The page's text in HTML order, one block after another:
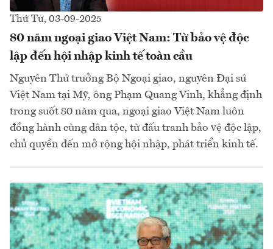
Thứ Tư, 03-09-2025
80 năm ngoại giao Việt Nam: Từ bảo vệ độc
lập đến hội nhập kinh tế toàn cầu
Nguyên Thứ trưởng Bộ Ngoại giao, nguyên Đại sứ
Việt Nam tại Mỹ, ông Phạm Quang Vinh, khẳng định
trong suốt 80 năm qua, ngoại giao Việt Nam luôn
đồng hành cùng dân tộc, từ đấu tranh bảo vệ độc lập,
chủ quyền đến mở rộng hội nhập, phát triển kinh tế.